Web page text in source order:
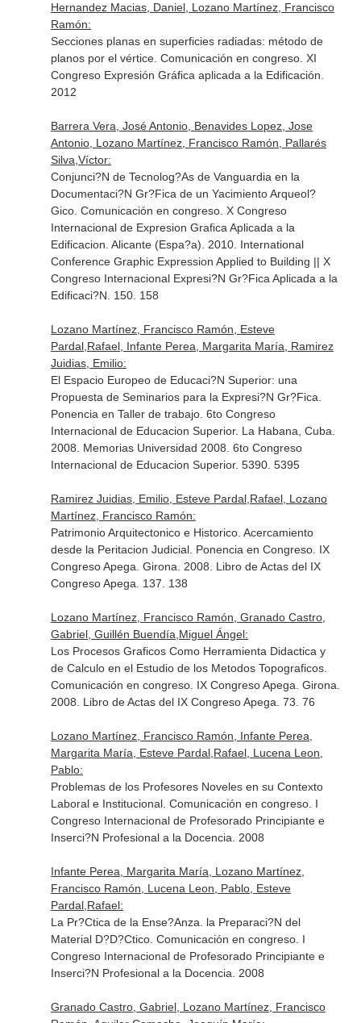
Hernandez Macias, Daniel, Lozano Martínez, Francisco
Ramón:
Secciones planas en superficies radiadas: método de
planos por el vértice. Comunicación en congreso. XI
Congreso Expresión Gráfica aplicada a la Edificación.
2012
Barrera Vera, José Antonio, Benavides Lopez, Jose
Antonio, Lozano Martínez, Francisco Ramón, Pallarés
Silva,Víctor:
Conjunci?N de Tecnolog?As de Vanguardia en la
Documentaci?N Gr?Fica de un Yacimiento Arqueol?
Gico. Comunicación en congreso. X Congreso
Internacional de Expresion Grafica Aplicada a la
Edificacion. Alicante (Espa?a). 2010. International
Conference Graphic Expression Applied to Building || X
Congreso Internacional Expresi?N Gr?Fica Aplicada a la
Edificaci?N. 150. 158
Lozano Martínez, Francisco Ramón, Esteve
Pardal,Rafael, Infante Perea, Margarita María, Ramirez
Juidias, Emilio:
El Espacio Europeo de Educaci?N Superior: una
Propuesta de Seminarios para la Expresi?N Gr?Fica.
Ponencia en Taller de trabajo. 6to Congreso
Internacional de Educacion Superior. La Habana, Cuba.
2008. Memorias Universidad 2008. 6to Congreso
Internacional de Educacion Superior. 5390. 5395
Ramirez Juidias, Emilio, Esteve Pardal,Rafael, Lozano
Martínez, Francisco Ramón:
Patrimonio Arquitectonico e Historico. Acercamiento
desde la Peritacion Judicial. Ponencia en Congreso. IX
Congreso Apega. Girona. 2008. Libro de Actas del IX
Congreso Apega. 137. 138
Lozano Martínez, Francisco Ramón, Granado Castro,
Gabriel, Guillén Buendía,Miguel Ángel:
Los Procesos Graficos Como Herramienta Didactica y
de Calculo en el Estudio de los Metodos Topograficos.
Comunicación en congreso. IX Congreso Apega. Girona.
2008. Libro de Actas del IX Congreso Apega. 73. 76
Lozano Martínez, Francisco Ramón, Infante Perea,
Margarita María, Esteve Pardal,Rafael, Lucena Leon,
Pablo:
Problemas de los Profesores Noveles en su Contexto
Laboral e Institucional. Comunicación en congreso. I
Congreso Internacional de Profesorado Principiante e
Inserci?N Profesional a la Docencia. 2008
Infante Perea, Margarita María, Lozano Martínez,
Francisco Ramón, Lucena Leon, Pablo, Esteve
Pardal,Rafael:
La Pr?Ctica de la Ense?Anza. la Preparaci?N del
Material D?D?Ctico. Comunicación en congreso. I
Congreso Internacional de Profesorado Principiante e
Inserci?N Profesional a la Docencia. 2008
Granado Castro, Gabriel, Lozano Martínez, Francisco